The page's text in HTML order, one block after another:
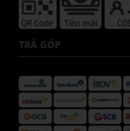
TRẢ GÓP